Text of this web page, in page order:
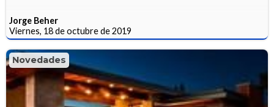
Jorge Beher
Viernes, 18 de octubre de 2019
Novedades